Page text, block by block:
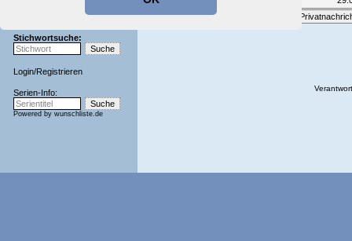
Stichwortsuche:
Login/Registrieren
Serien-Info:
Powered by wunschliste.de